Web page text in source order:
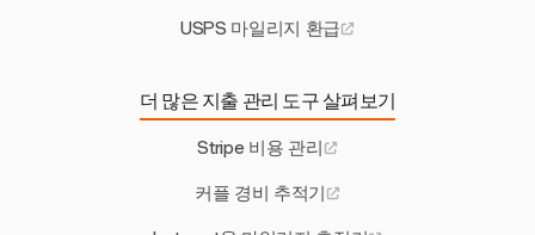
USPS 마일리지 환급
더 많은 지출 관리 도구 살펴보기
Stripe 비용 관리
커플 경비 추적기